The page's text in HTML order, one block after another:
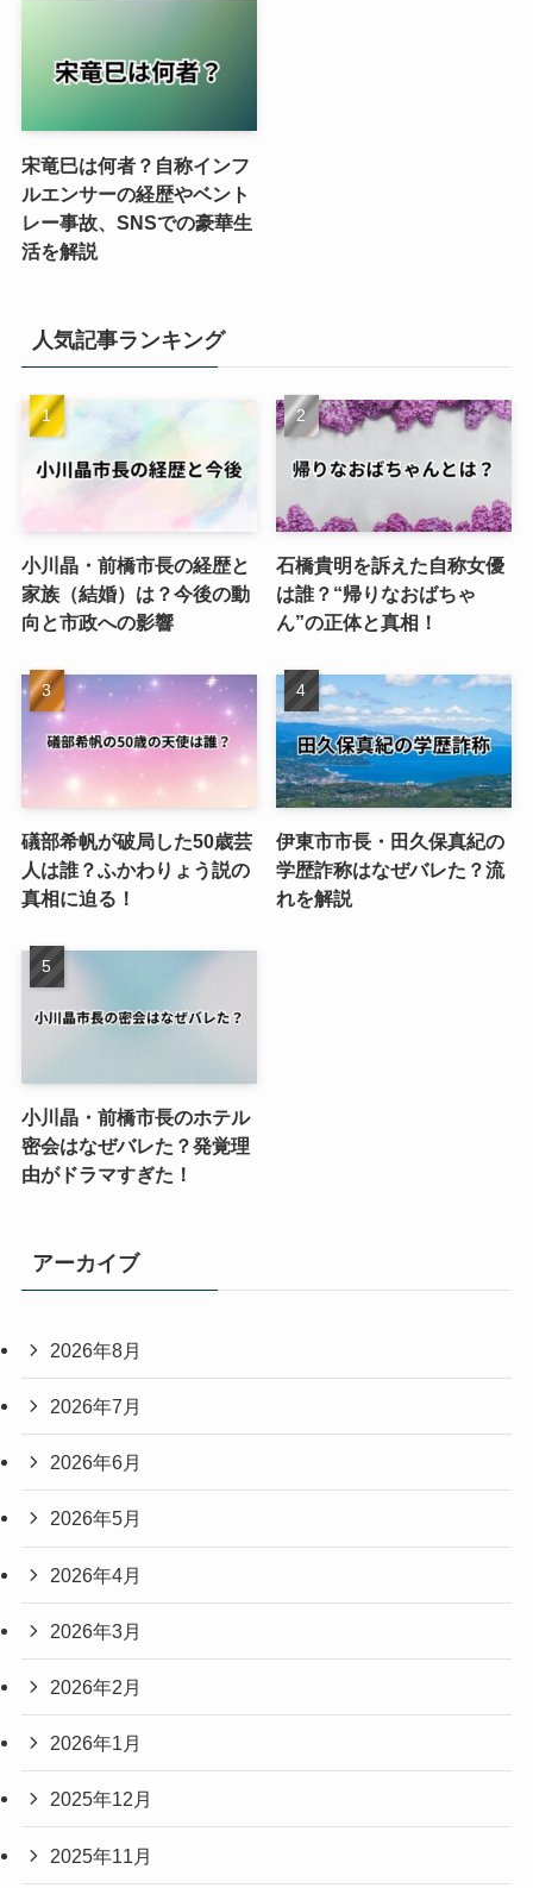
宋竜巳は何者？自称インフ
ルエンサーの経歴やベント
レー事故、SNSでの豪華生
活を解説
人気記事ランキング
小川晶・前橋市長の経歴と
家族（結婚）は？今後の動
向と市政への影響
石橋貴明を訴えた自称女優
は誰？“帰りなおばちゃ
ん”の正体と真相！
礒部希帆が破局した50歳芸
人は誰？ふかわりょう説の
真相に迫る！
伊東市市長・田久保真紀の
学歴詐称はなぜバレた？流
れを解説
小川晶・前橋市長のホテル
密会はなぜバレた？発覚理
由がドラマすぎた！
アーカイブ
2026年8月
2026年7月
2026年6月
2026年5月
2026年4月
2026年3月
2026年2月
2026年1月
2025年12月
2025年11月